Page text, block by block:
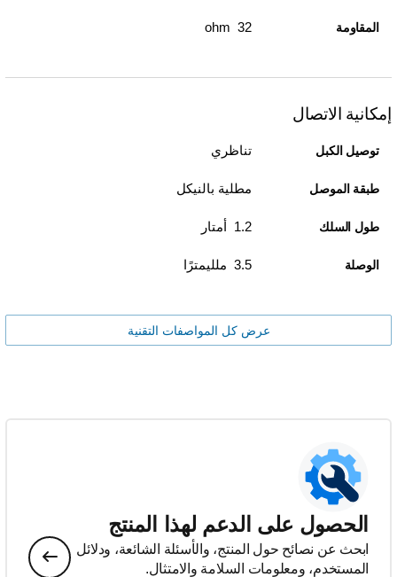
المقاومة 32 ohm
إمكانية الاتصال
توصيل الكبل تناظري
طبقة الموصل مطلية بالنيكل
طول السلك 1.2 أمتار
الوصلة 3.5 ملليمترًا
عرض كل المواصفات التقنية
الحصول على الدعم لهذا المنتج
ابحث عن نصائح حول المنتج، والأسئلة الشائعة، ودلائل
المستخدم، ومعلومات السلامة والامتثال.